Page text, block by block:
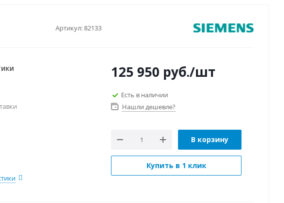
Артикул:82133
125 950 руб./шт
Есть в наличии
Нашли дешевле?
В корзину
Купить в 1 клик